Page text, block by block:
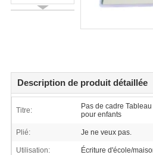
Description de produit détaillée
Titre:
Pas de cadre
pour enfants
Plié: Je ne veux pas.
Utilisation: Écriture d'école/